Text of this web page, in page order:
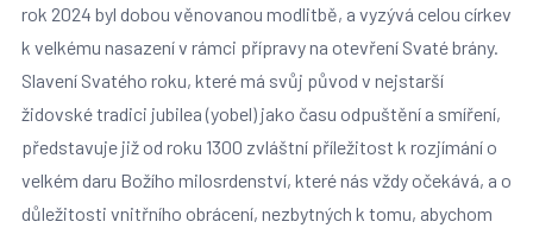
rok 2024 byl dobou věnovanou modlitbě, a vyzývá celou církev
k velkému nasazení v rámci přípravy na otevření Svaté brány.
Slavení Svatého roku, které má svůj původ v nejstarší
židovské tradici jubilea (yobel) jako času odpuštění a smíření,
představuje již od roku 1300 zvláštní příležitost k rozjímání o
velkém daru Božího milosrdenství, které nás vždy očekává, a o
důležitosti vnitřního obrácení, nezbytných k tomu, abychom